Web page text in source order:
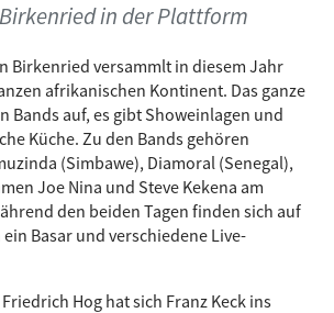
in der Plattform
Birkenried versammlt in diesem Jahr
afrikanischen Kontinent. Das ganze
Bands auf, es gibt Showeinlagen und
Küche. Zu den Bands gehören
(Simbawe), Diamoral (Senegal),
Joe Nina und Steve Kekena am
den beiden Tagen finden sich auf
Basar und verschiedene Live-
Hog hat sich Franz Keck ins